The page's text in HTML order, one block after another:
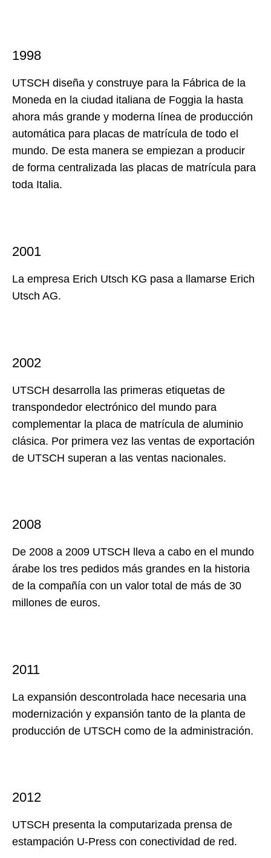
1998
UTSCH diseña y construye para la Fábrica de la
Moneda en la ciudad italiana de Foggia la hasta
ahora más grande y moderna línea de producción
automática para placas de matrícula de todo el
mundo. De esta manera se empiezan a producir
de forma centralizada las placas de matrícula para
toda Italia.
2001
La empresa Erich Utsch KG pasa a llamarse Erich
Utsch AG.
2002
UTSCH desarrolla las primeras etiquetas de
transpondedor electrónico del mundo para
complementar la placa de matrícula de aluminio
clásica. Por primera vez las ventas de exportación
de UTSCH superan a las ventas nacionales.
2008
De 2008 a 2009 UTSCH lleva a cabo en el mundo
árabe los tres pedidos más grandes en la historia
de la compañía con un valor total de más de 30
millones de euros.
2011
La expansión descontrolada hace necesaria una
modernización y expansión tanto de la planta de
producción de UTSCH como de la administración.
2012
UTSCH presenta la computarizada prensa de
estampación U-Press con conectividad de red.